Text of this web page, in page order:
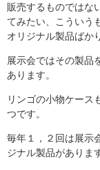
販売するものではな
てみたい、こういう
オリジナル製品ばか
展示会ではその製品
あります。
リンゴの小物ケース
つです。
毎年１，２回は展示
ジナル製品がありま